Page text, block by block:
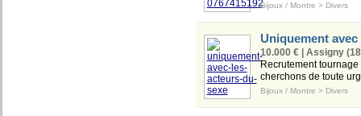
Bijoux / Montre > Divers
Uniquement
10.000 € | Assigny
Recrutement
cherchons de toute
Bijoux / Montre > Divers